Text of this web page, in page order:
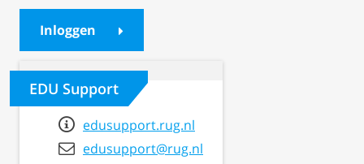
Inloggen
EDU Support
edusupport.rug.nl
edusupport@rug.nl